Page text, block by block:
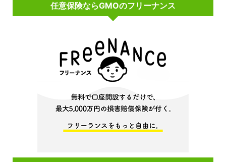
任意保険ならGMOのフリーナンス